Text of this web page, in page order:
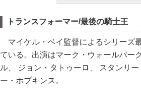
トランスフォーマー/最後の騎士王
マイケル・ベイ監督によるシリーズ
ている。出演はマーク・ウォールバー
ル、 ジョン・タトゥーロ、 スタンリ
ー・ホプキンス。